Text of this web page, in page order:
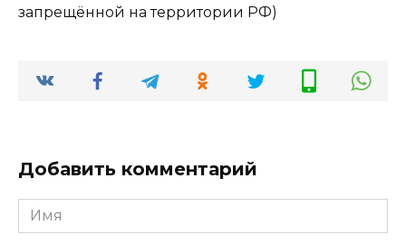
запрещённой на территории РФ)
Добавить комментарий
Имя
*